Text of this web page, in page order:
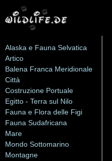
Alaska e Fauna Selvatica
Artico
Balena Franca Meridionale
Città
Costruzione Portuale
Egitto - Terra sul Nilo
Fauna e Flora delle Figi
Fauna Sudafricana
Mare
Mondo Sottomarino
Montagne